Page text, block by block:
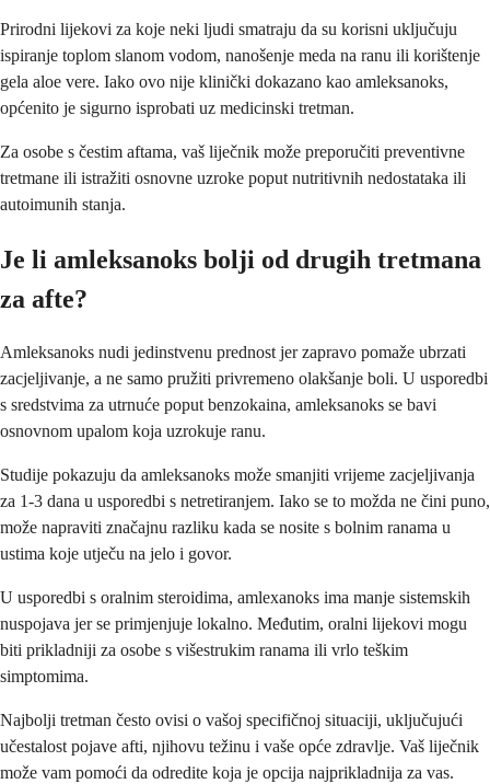
Prirodni lijekovi za koje neki ljudi smatraju da su korisni uključuju
ispiranje toplom slanom vodom, nanošenje meda na ranu ili korištenje
gela aloe vere. Iako ovo nije klinički dokazano kao amleksanoks,
općenito je sigurno isprobati uz medicinski tretman.
Za osobe s čestim aftama, vaš liječnik može preporučiti preventivne
tretmane ili istražiti osnovne uzroke poput nutritivnih nedostataka ili
autoimunih stanja.
Je li amleksanoks bolji od drugih tretmana
za afte?
Amleksanoks nudi jedinstvenu prednost jer zapravo pomaže ubrzati
zacjeljivanje, a ne samo pružiti privremeno olakšanje boli. U usporedbi
s sredstvima za utrnuće poput benzokaina, amleksanoks se bavi
osnovnom upalom koja uzrokuje ranu.
Studije pokazuju da amleksanoks može smanjiti vrijeme zacjeljivanja
za 1-3 dana u usporedbi s netretiranjem. Iako se to možda ne čini puno,
može napraviti značajnu razliku kada se nosite s bolnim ranama u
ustima koje utječu na jelo i govor.
U usporedbi s oralnim steroidima, amlexanoks ima manje sistemskih
nuspojava jer se primjenjuje lokalno. Međutim, oralni lijekovi mogu
biti prikladniji za osobe s višestrukim ranama ili vrlo teškim
simptomima.
Najbolji tretman često ovisi o vašoj specifičnoj situaciji, uključujući
učestalost pojave afti, njihovu težinu i vaše opće zdravlje. Vaš liječnik
može vam pomoći da odredite koja je opcija najprikladnija za vas.